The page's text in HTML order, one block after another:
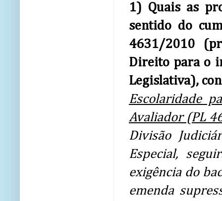
1) Quais as
sentido do
4631/2010
Direito para o
Legislativa),
Escolaridade
Avaliador (PL
Divisão
Especial,
exigência do
emenda